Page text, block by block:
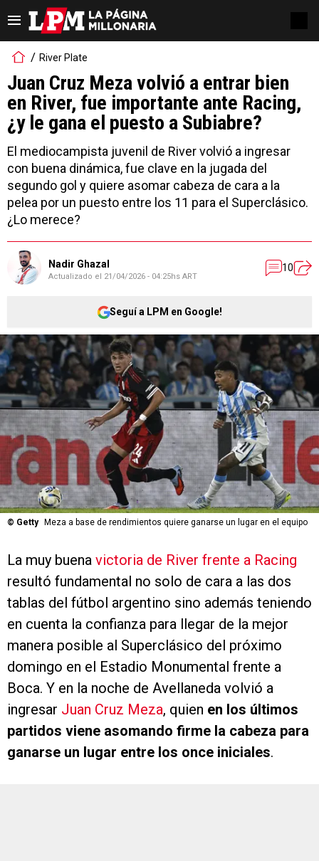
River Plate
Juan Cruz Meza volvió a entrar bien
en River, fue importante ante Racing,
¿y le gana el puesto a Subiabre?
El mediocampista juvenil de River volvió a ingresar
con buena dinámica, fue clave en la jugada del
segundo gol y quiere asomar cabeza de cara a la
pelea por un puesto entre los 11 para el Superclásico.
¿Lo merece?
Nadir Ghazal
Actualizado el 21/04/2026 - 04:25hs ART
10
Seguí a LPM en Google!
© Getty Meza a base de rendimientos quiere ganarse un lugar en el equipo
La muy buena victoria de River frente a Racing
resultó fundamental no solo de cara a las dos
tablas del fútbol argentino sino además teniendo
en cuenta la confianza para llegar de la mejor
manera posible al Superclásico del próximo
domingo en el Estadio Monumental frente a
Boca. Y en la noche de Avellaneda volvió a
ingresar Juan Cruz Meza, quien en los últimos
partidos viene asomando firme la cabeza para
ganarse un lugar entre los once iniciales.